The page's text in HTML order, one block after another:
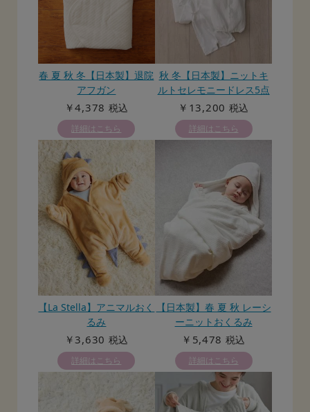
春 夏 秋 冬【日本製】退院
アフガン
￥4,378 税込
詳細はこちら
秋 冬【日本製】ニットキ
ルトセレモニードレス5点
セット
￥13,200 税込
詳細はこちら
【La Stella】アニマルおく
るみ
￥3,630 税込
詳細はこちら
【日本製】春 夏 秋 レーシ
ーニットおくるみ
￥5,478 税込
詳細はこちら